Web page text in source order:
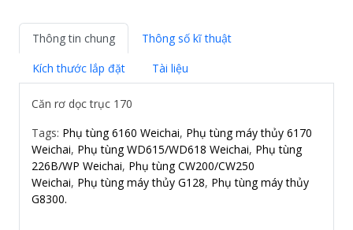
Thông tin chung
Thông số kĩ thuật
Kích thước lắp đặt
Tài liệu
Căn rơ dọc trục 170
Tags: Phụ tùng 6160 Weichai, Phụ tùng máy thủy 6170
Weichai, Phụ tùng WD615/WD618 Weichai, Phụ tùng
226B/WP Weichai, Phụ tùng CW200/CW250
Weichai, Phụ tùng máy thủy G128, Phụ tùng máy thủy
G8300.